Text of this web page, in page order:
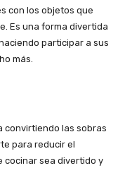
con los objetos que
Es una forma divertida
participar a sus
más.
convirtiendo las sobras
para reducir el
cocinar sea divertido y